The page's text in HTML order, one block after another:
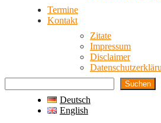
Termine
Kontakt
Zitate
Impressum
Disclaimer
Suchen
Deutsch
English